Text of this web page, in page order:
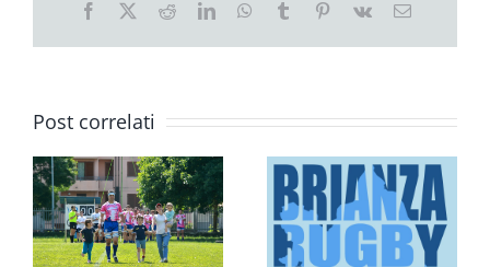
Facebook
X RedditLinkedInWhatsApp
Tumblr Pinterest
Vk Email
Post correlati